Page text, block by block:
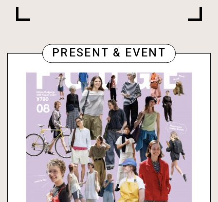
PRESENT & EVENT